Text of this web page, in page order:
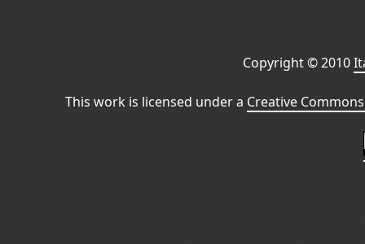
Copyright © 2010
This work is licensed under a Creative